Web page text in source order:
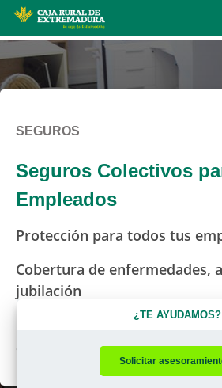
contentt
SEGUROS
Seguros Colectivos
Empleados
Protección para todos tus
Cobertura de enfermedades,
jubilación
Para empresas y autónomos
a su cargo
¿TE AYUDAMOS?
Solicitar